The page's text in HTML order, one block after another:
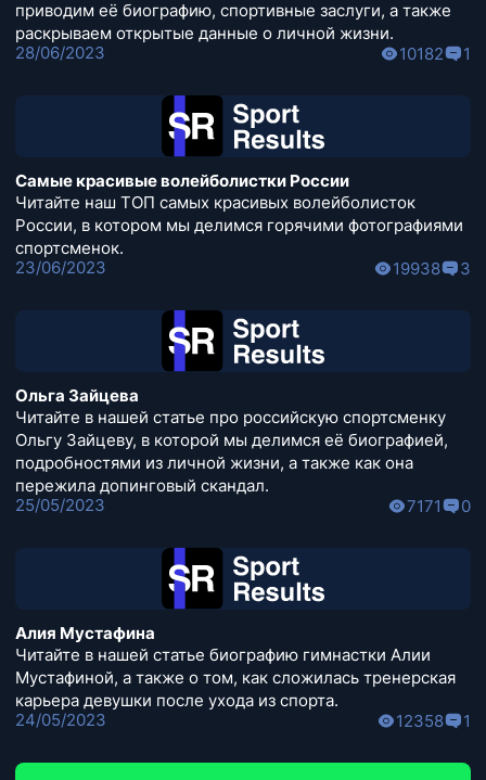
приводим её биографию, спортивные заслуги, а также
раскрываем открытые данные о личной жизни.
28/06/2023
10182 1
Самые красивые волейболистки России
Читайте наш ТОП самых красивых волейболисток
России, в котором мы делимся горячими фотографиями
спортсменок.
23/06/2023
19938 3
Ольга Зайцева
Читайте в нашей статье про российскую спортсменку
Ольгу Зайцеву, в которой мы делимся её биографией,
подробностями из личной жизни, а также как она
пережила допинговый скандал.
25/05/2023
7171 0
Алия Мустафина
Читайте в нашей статье биографию гимнастки Алии
Мустафиной, а также о том, как сложилась тренерская
карьера девушки после ухода из спорта.
24/05/2023
12358 1